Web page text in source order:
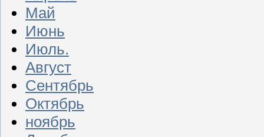
Май
Июнь
Июль.
Август
Сентябрь
Октябрь
ноябрь